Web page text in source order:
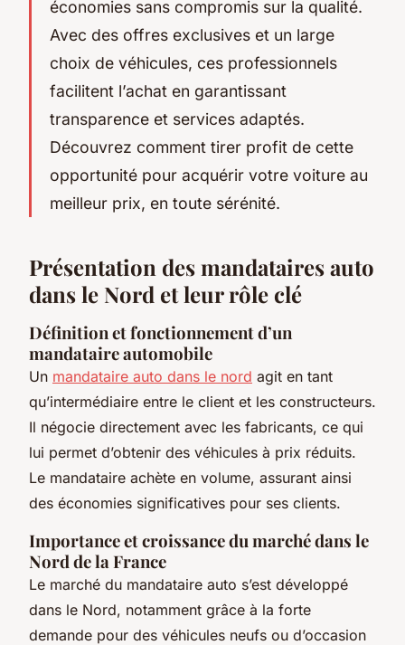
économies sans compromis sur la qualité.
Avec des offres exclusives et un large
choix de véhicules, ces professionnels
facilitent l’achat en garantissant
transparence et services adaptés.
Découvrez comment tirer profit de cette
opportunité pour acquérir votre voiture au
meilleur prix, en toute sérénité.
Présentation des mandataires auto
dans le Nord et leur rôle clé
Définition et fonctionnement d’un
mandataire automobile
Un mandataire auto dans le nord agit en tant
qu’intermédiaire entre le client et les constructeurs.
Il négocie directement avec les fabricants, ce qui
lui permet d’obtenir des véhicules à prix réduits.
Le mandataire achète en volume, assurant ainsi
des économies significatives pour ses clients.
Importance et croissance du marché dans le
Nord de la France
Le marché du mandataire auto s’est développé
dans le Nord, notamment grâce à la forte
demande pour des véhicules neufs ou d’occasion